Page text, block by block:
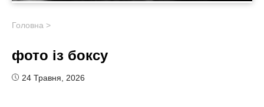
Головна >
фото із боксу
24 Травня, 2026